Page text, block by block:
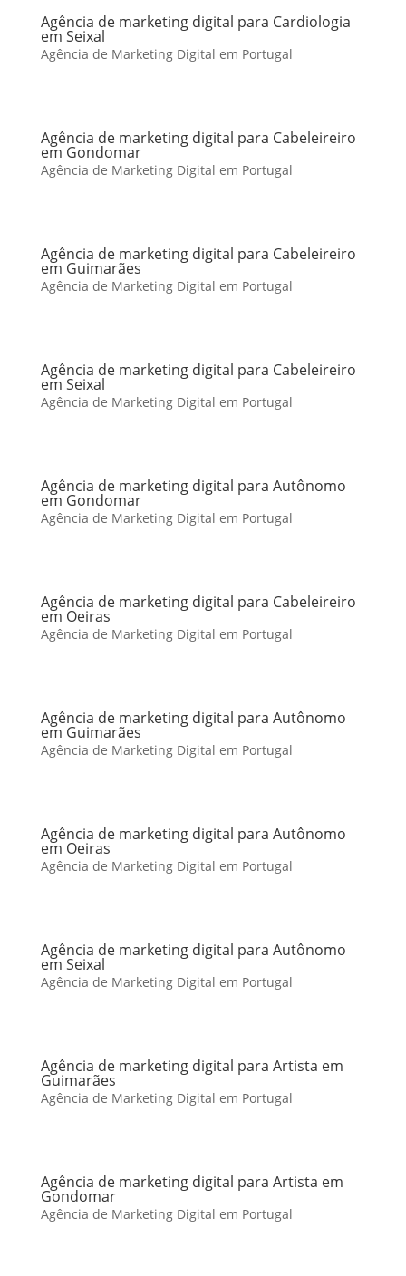
Agência de marketing digital para Cardiologia
em Seixal
Agência de Marketing Digital em Portugal
Agência de marketing digital para Cabeleireiro
em Gondomar
Agência de Marketing Digital em Portugal
Agência de marketing digital para Cabeleireiro
em Guimarães
Agência de Marketing Digital em Portugal
Agência de marketing digital para Cabeleireiro
em Seixal
Agência de Marketing Digital em Portugal
Agência de marketing digital para Autônomo
em Gondomar
Agência de Marketing Digital em Portugal
Agência de marketing digital para Cabeleireiro
em Oeiras
Agência de Marketing Digital em Portugal
Agência de marketing digital para Autônomo
em Guimarães
Agência de Marketing Digital em Portugal
Agência de marketing digital para Autônomo
em Oeiras
Agência de Marketing Digital em Portugal
Agência de marketing digital para Autônomo
em Seixal
Agência de Marketing Digital em Portugal
Agência de marketing digital para Artista em
Guimarães
Agência de Marketing Digital em Portugal
Agência de marketing digital para Artista em
Gondomar
Agência de Marketing Digital em Portugal